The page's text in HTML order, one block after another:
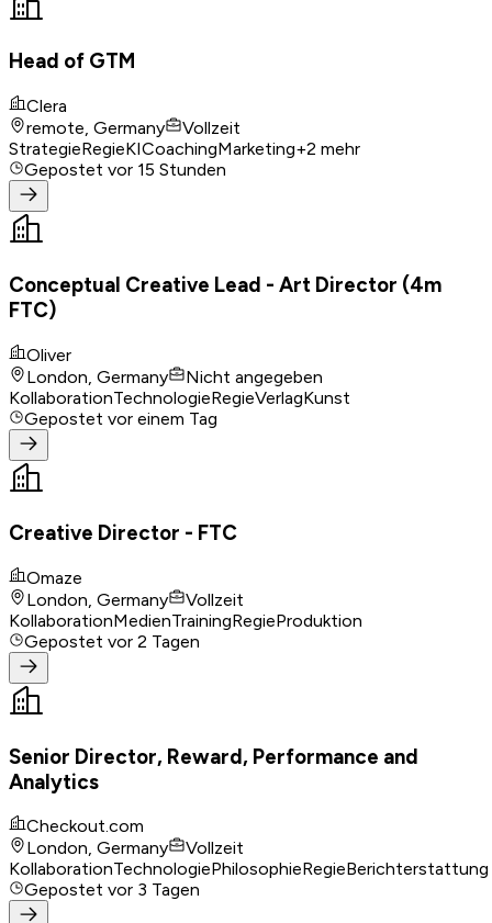
Head of GTM
Clera
remote, Germany
Vollzeit
StrategieRegieKICoachingMarketing+2 mehr
Gepostet vor 15 Stunden
Conceptual Creative Lead - Art Director (4m
FTC)
Oliver
London, Germany
Nicht angegeben
KollaborationTechnologieRegieVerlagKunst
Gepostet vor einem Tag
Creative Director - FTC
Omaze
London, Germany
Vollzeit
KollaborationMedienTrainingRegieProduktion
Gepostet vor 2 Tagen
Senior Director, Reward, Performance and
Analytics
Checkout.com
London, Germany
Vollzeit
KollaborationTechnologiePhilosophieRegieBerichterstattung
Gepostet vor 3 Tagen